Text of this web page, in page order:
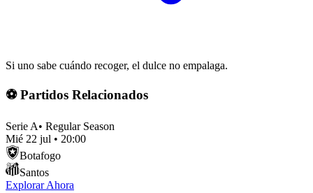
Si uno sabe cuándo recoger, el dulce no empalaga.
⚽ Partidos Relacionados
Serie A• Regular Season
Mié 22 jul • 20:00
Botafogo
Santos
Explorar Ahora